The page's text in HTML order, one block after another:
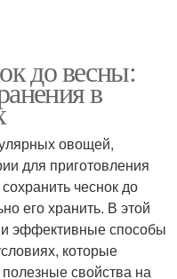
до весны:
в
овощей,
для приготовления
чеснок до
его хранить. В этой
эффективные способы
которые
свойства на